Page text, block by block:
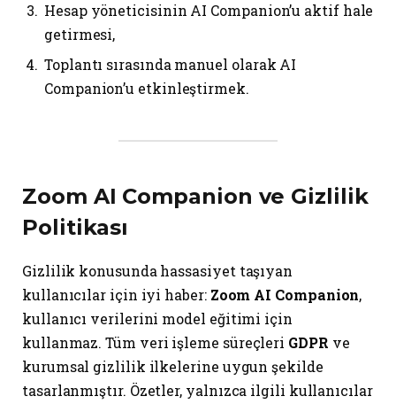
Hesap yöneticisinin AI Companion’u aktif hale
getirmesi,
Toplantı sırasında manuel olarak AI
Companion’u etkinleştirmek.
Zoom AI Companion ve Gizlilik
Politikası
Gizlilik konusunda hassasiyet taşıyan
kullanıcılar için iyi haber: Zoom AI Companion,
kullanıcı verilerini model eğitimi için
kullanmaz. Tüm veri işleme süreçleri GDPR ve
kurumsal gizlilik ilkelerine uygun şekilde
tasarlanmıştır. Özetler, yalnızca ilgili kullanıcılar